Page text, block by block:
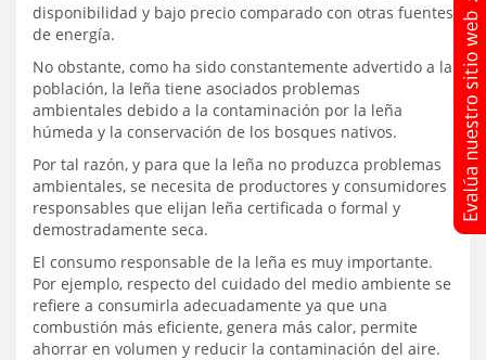
disponibilidad y bajo precio comparado con otras fuentes
de energía.
No obstante, como ha sido constantemente advertido a la
población, la leña tiene asociados problemas
ambientales debido a la contaminación por la leña
húmeda y la conservación de los bosques nativos.
Por tal razón, y para que la leña no produzca problemas
ambientales, se necesita de productores y consumidores
responsables que elijan leña certificada o formal y
demostradamente seca.
El consumo responsable de la leña es muy importante.
Por ejemplo, respecto del cuidado del medio ambiente se
refiere a consumirla adecuadamente ya que una
combustión más eficiente, genera más calor, permite
ahorrar en volumen y reducir la contaminación del aire.